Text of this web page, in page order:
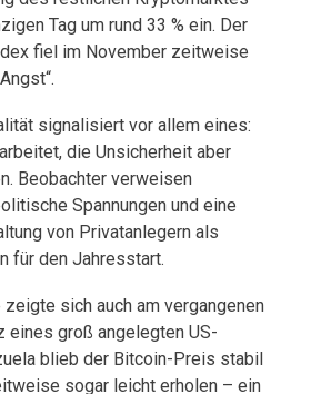
Tag um rund 33 % ein. Der
fiel im November zeitweise
signalisiert vor allem eines:
die Unsicherheit aber
Beobachter verweisen
Spannungen und eine
von Privatanlegern als
für den Jahresstart.
sich auch am vergangenen
eines groß angelegten US-
blieb der Bitcoin-Preis stabil
sogar leicht erholen – ein